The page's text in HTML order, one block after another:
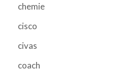
chemie
cisco
civas
coach